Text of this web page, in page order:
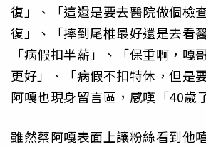
復」、「這還是要去醫院做個檢
復」、「摔到尾椎最好還是去看
「病假扣半薪」、「保重啊，嘎
更好」、「病假不扣特休，但是
阿嘎也現身留言區，感嘆「40歲
雖然蔡阿嘎表面上讓粉絲看到他